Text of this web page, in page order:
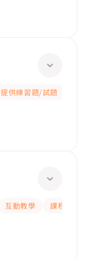
提供練習題/試題
互動教學
課程設計